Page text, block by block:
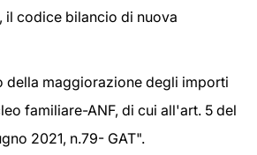
il codice bilancio di nuova
della maggiorazione degli importi
familiare-ANF, di cui all'art. 5 del
2021, n.79- GAT".